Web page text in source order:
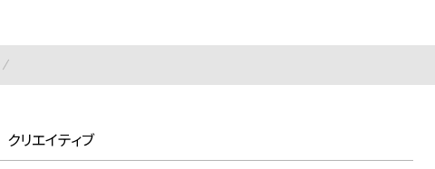
クリエイティブ